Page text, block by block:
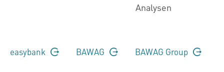
Analysen
easybank BAWAG BAWAG Group